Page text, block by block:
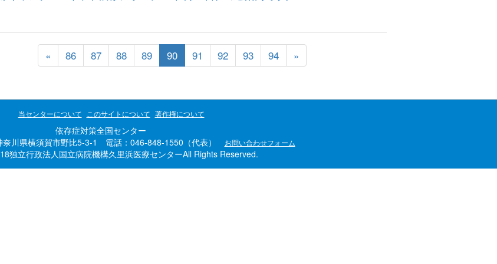
« 86 87 88 89 90 91 92 93 94 »
当センターについて このサイトについて 著作権について
依存症対策全国センター
川県横須賀市野比5-3-1 電話：046-848-1550（代表）
お問い合わせフォーム
独立行政法人国立病院機構久里浜医療センターAll Rights Reserved.